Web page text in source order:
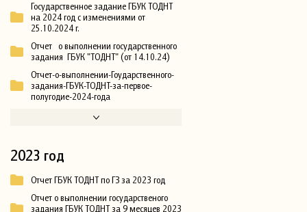
Государственное задание ГБУК ТОДНТ
на 2024 год с изменениями от
25.10.2024 г.
Отчет о выполнении государственного
задания ГБУК "ТОДНТ" (от 14.10.24)
Отчет-о-выполнении-Гоударственного-
задания-ГБУК-ТОДНТ-за-первое-
полугодие-2024-года
2023 год
Отчет ГБУК ТОДНТ по ГЗ за 2023 год
Отчет о выполнении государственого
задания ГБУК ТОДНТ за 9 месяцев 2023